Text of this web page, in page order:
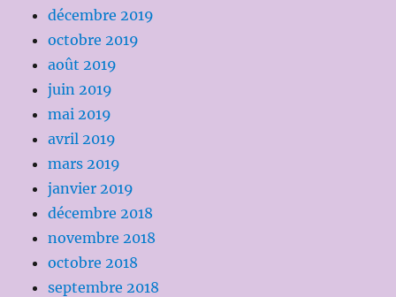
décembre 2019
octobre 2019
août 2019
juin 2019
mai 2019
avril 2019
mars 2019
janvier 2019
décembre 2018
novembre 2018
octobre 2018
septembre 2018